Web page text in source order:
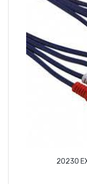
20230